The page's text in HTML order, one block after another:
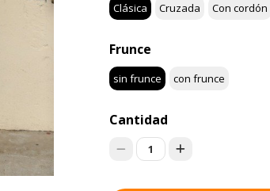
Clásica Cruzada Con cordón
Frunce
sin frunce con frunce
Cantidad
1